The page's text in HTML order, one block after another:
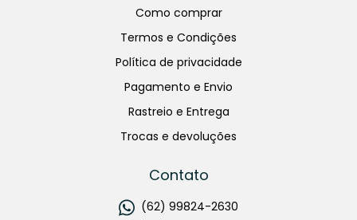
Como comprar
Termos e Condições
Política de privacidade
Pagamento e Envio
Rastreio e Entrega
Trocas e devoluções
Contato
(62) 99824-2630